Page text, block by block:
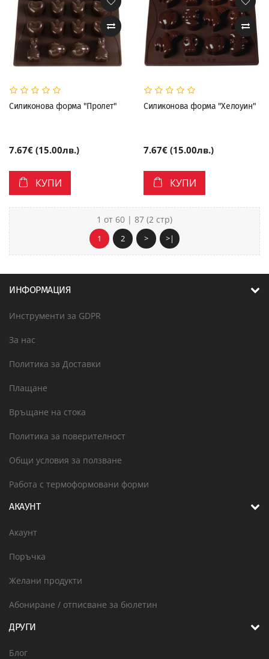
Силиконова форма "Пролет"
7.67€ (15.00лв.)
КУПИ
Силиконова форма "Хелоуин"
7.67€ (15.00лв.)
КУПИ
1 от 60 | 87 (2 стр)
1 2 > >|
ИНФОРМАЦИЯ
Инструменти за GDPR
За нас
Политика за Доставки
Плащане
Връщане на стока
Политика за поверителност
Общи условия за ползване
Работа с термоформовани форми
АКАУНТ
Акаунт
Поръчка
Желани продукти
Абониране / отписване за бюлетин
ДРУГИ
Блог